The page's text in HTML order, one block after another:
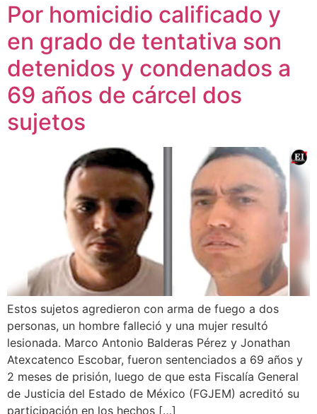
Por homicidio calificado y
en grado de tentativa son
detenidos y condenados a
69 años de cárcel dos
sujetos
Estos sujetos agredieron con arma de fuego a dos
personas, un hombre falleció y una mujer resultó
lesionada. Marco Antonio Balderas Pérez y Jonathan
Atexcatenco Escobar, fueron sentenciados a 69 años y
2 meses de prisión, luego de que esta Fiscalía General
de Justicia del Estado de México (FGJEM) acreditó su
participación en los hechos […]